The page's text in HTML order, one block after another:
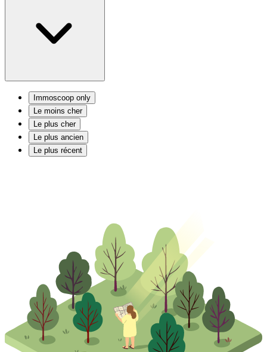
Immoscoop only
Le moins cher
Le plus cher
Le plus ancien
Le plus récent